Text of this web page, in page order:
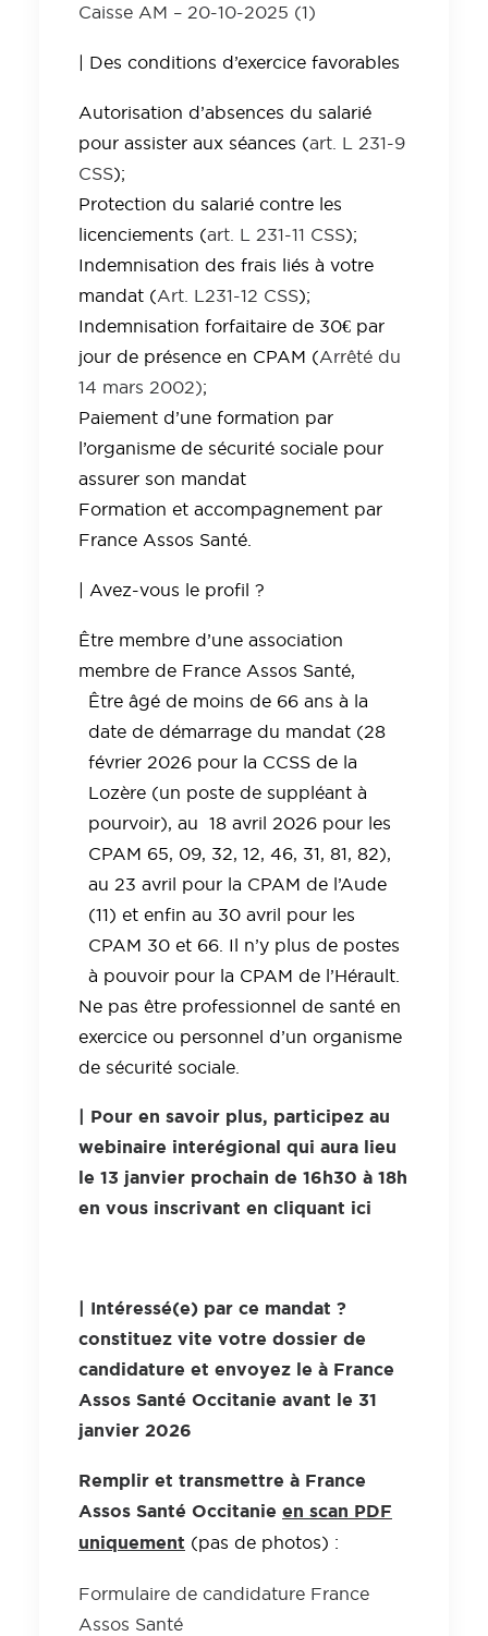
Caisse AM – 20-10-2025 (1)
| Des conditions d’exercice favorables
Autorisation d’absences du salarié
pour assister aux séances (art. L 231-9
CSS);
Protection du salarié contre les
licenciements (art. L 231-11 CSS);
Indemnisation des frais liés à votre
mandat (Art. L231-12 CSS);
Indemnisation forfaitaire de 30€ par
jour de présence en CPAM (Arrêté du
14 mars 2002);
Paiement d’une formation par
l’organisme de sécurité sociale pour
assurer son mandat
Formation et accompagnement par
France Assos Santé.
| Avez-vous le profil ?
Être membre d’une association
membre de France Assos Santé,
Être âgé de moins de 66 ans à la
date de démarrage du mandat (28
février 2026 pour la CCSS de la
Lozère (un poste de suppléant à
pourvoir), au 18 avril 2026 pour les
CPAM 65, 09, 32, 12, 46, 31, 81, 82),
au 23 avril pour la CPAM de l’Aude
(11) et enfin au 30 avril pour les
CPAM 30 et 66. Il n’y plus de postes
à pouvoir pour la CPAM de l’Hérault.
Ne pas être professionnel de santé en
exercice ou personnel d’un organisme
de sécurité sociale.
| Pour en savoir plus, participez au
webinaire interégional qui aura lieu
le 13 janvier prochain de 16h30 à 18h
en vous inscrivant en cliquant ici
| Intéressé(e) par ce mandat ?
constituez vite votre dossier de
candidature et envoyez le à France
Assos Santé Occitanie avant le 31
janvier 2026
Remplir et transmettre à France
Assos Santé Occitanie en scan PDF
uniquement (pas de photos) :
Formulaire de candidature France
Assos Santé